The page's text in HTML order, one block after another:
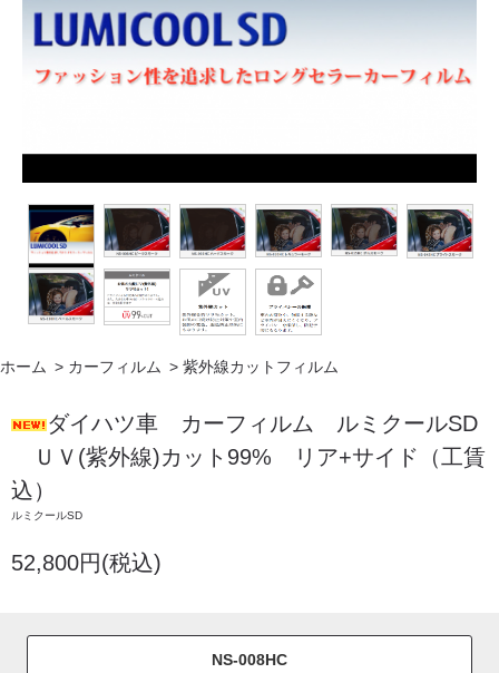
ホーム > カーフィルム > 紫外線カットフィルム
ダイハツ車 カーフィルム ルミクールSD
ＵＶ(紫外線)カット99% リア+サイド（工賃
込）
ルミクールSD
52,800円(税込)
NS-008HC